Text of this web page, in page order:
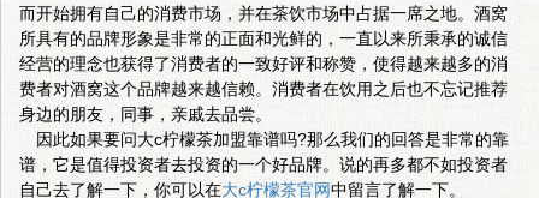
而开始拥有自己的消费市场，并在茶饮市场中占据一席之地。酒窝
所具有的品牌形象是非常的正面和光鲜的，一直以来所秉承的诚信
经营的理念也获得了消费者的一致好评和称赞，使得越来越多的消
费者对酒窝这个品牌越来越信赖。消费者在饮用之后也不忘记推荐
身边的朋友，同事，亲戚去品尝。
因此如果要问大c柠檬茶加盟靠谱吗?那么我们的回答是非常的靠
谱，它是值得投资者去投资的一个好品牌。说的再多都不如投资者
自己去了解一下，你可以在大c柠檬茶官网中留言了解一下。